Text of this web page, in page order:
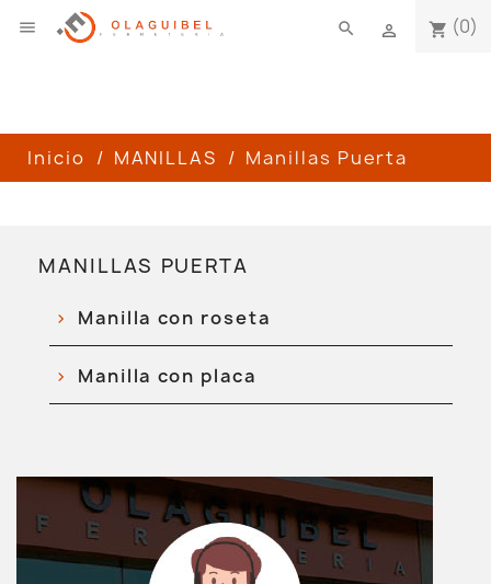
 shopping_cart (0)

search
Inicio MANILLAS Manillas Puerta
MANILLAS PUERTA
Manilla con roseta
Manilla con placa